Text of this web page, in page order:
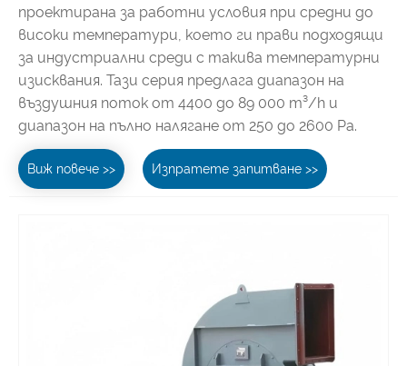
проектирана за работни условия при средни до
високи температури, което ги прави подходящи
за индустриални среди с такива температурни
изисквания. Тази серия предлага диапазон на
въздушния поток от 4400 до 89 000 m³/h и
диапазон на пълно налягане от 250 до 2600 Pa.
Виж повече >> Изпратете запитване >>